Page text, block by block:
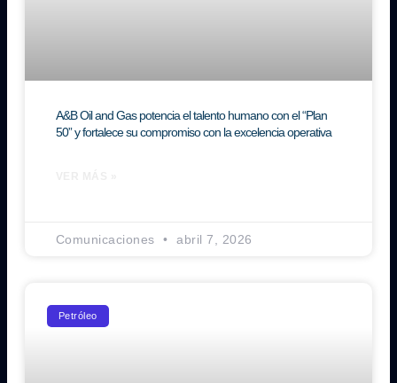
A&B Oil and Gas potencia el talento humano con el “Plan
50” y fortalece su compromiso con la excelencia operativa
Comunicaciones abril 7, 2026
Petróleo